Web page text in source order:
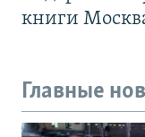
книги
Главные